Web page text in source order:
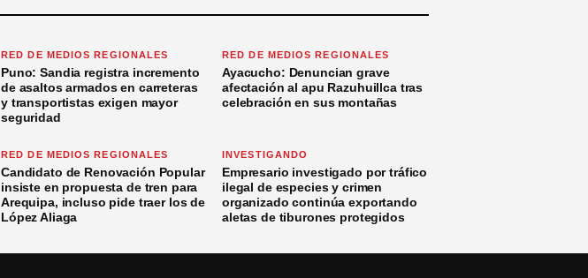
RED DE MEDIOS REGIONALES
Puno: Sandia registra incremento
de asaltos armados en carreteras
y transportistas exigen mayor
seguridad
RED DE MEDIOS REGIONALES
Ayacucho: Denuncian grave
afectación al apu Razuhuillca tras
celebración en sus montañas
RED DE MEDIOS REGIONALES
Candidato de Renovación Popular
insiste en propuesta de tren para
Arequipa, incluso pide traer los de
López Aliaga
INVESTIGANDO
Empresario investigado por tráfico
ilegal de especies y crimen
organizado continúa exportando
aletas de tiburones protegidos